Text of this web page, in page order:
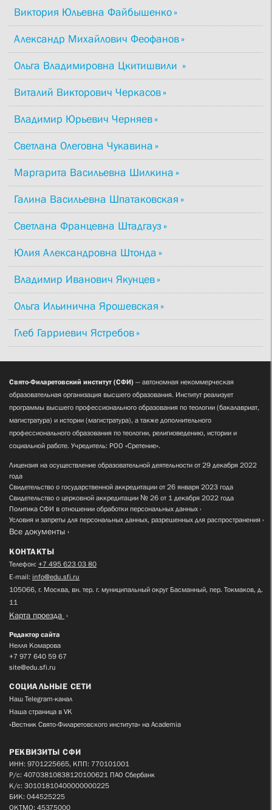
Виктория Юльевна Файбышенко
Александр Михайлович Феофанов
Ольга Владимировна Цкитишвили
Виталий Викторович Черкасов
Владимир Юрьевич Черняев
Светлана Олеговна Чукавина
Маргарита Васильевна Шилкина
Галина Васильевна Шпатаковская
Светлана Францевна Штадгауз
Юлия Александровна Штонда
Владимир Иванович Якунцев
Ольга Ильинична Ярошевская
Глеб Гарриевич Ястребов
Свято-Филаретовский институт (СФИ) — автономная некоммерческая
образовательная организация высшего образования. Институт реализует
программы высшего профессионального образования по теологии (бакалавриат,
магистратура) и истории (магистратура), а также дополнительного
профессионального образования по теологии, религиоведению, истории и
социальной работе. Учредитель: РОО «Сретение».
Лицензия на осуществление образовательной деятельности от 29 декабря 2022
года
Свидетельство о государственной аккредитации от 26 января 2023 года
Свидетельство о церковной аккредитации № 26 от 1 декабря 2022 года
Политика СФИ в отношении обработки персональных данных
Условия и запреты для персональных данных, разрешенных для распространения
Все документы
КОНТАКТЫ
Телефон: +7 495 623 03 80
E-mail: info@edu.sfi.ru
105066, г. Москва, вн. тер. г. муниципальный округ Басманный, пер. Токмаков, д.
11
Карта проезда
Редактор сайта
Нелля Комарова
+7 977 640 59 67
site@edu.sfi.ru
СОЦИАЛЬНЫЕ СЕТИ
Наш Telegram-канал
Наша страница в VK
«Вестник Свято-Филаретовского института» на Academia
РЕКВИЗИТЫ СФИ
ИНН: 9701225665, КПП: 770101001
Р/с: 40703810838120100621 ПАО Сбербанк
К/с: 30101810400000000225
БИК: 044525225
ОКТМО: 45375000